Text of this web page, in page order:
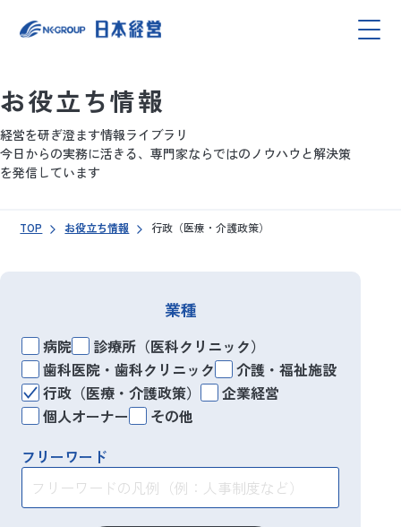
お役立ち情報
経営を研ぎ澄ます情報ライブラリ
今日からの実務に活きる、専門家ならではのノウハウと解決策
を発信しています
TOP お役立ち情報 行政（医療・介護政策）
業種
病院
診療所（医科クリニック）
歯科医院・歯科クリニック
介護・福祉施設
行政（医療・介護政策）
企業経営
個人オーナー
その他
フリーワード